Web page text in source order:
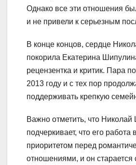
Однако все эти отношения
и не привели к серьезным
В конце концов, сердце
покорила Екатерина
рецензентка и критик. Пара
2013 году и с тех пор
поддерживать крепкую
Важно отметить, что Николай
подчеркивает, что его работа
приоритетом перед
отношениями, и он старается